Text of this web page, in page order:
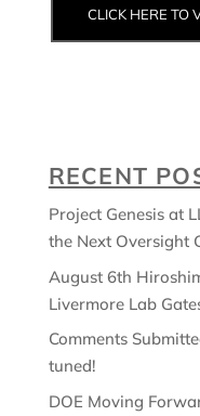
CLICK HERE TO
RECENT
Project Genesis at
the Next Oversight
August 6th
Livermore Lab
Comments
tuned!
DOE Moving